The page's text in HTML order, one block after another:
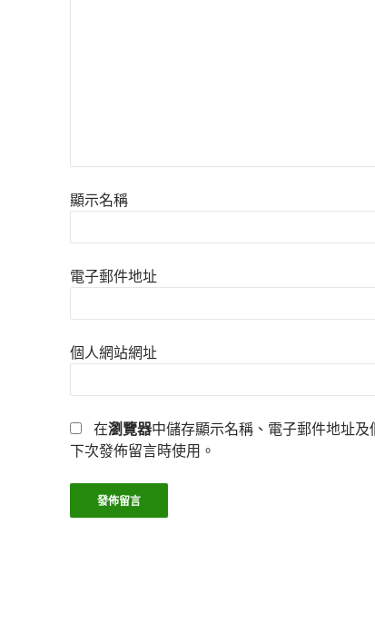
顯示名稱
電子郵件地址
個人網站網址
在瀏覽器中儲存顯示名稱、電子郵件地址
下次發佈留言時使用。